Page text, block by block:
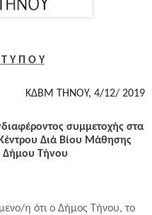
Τ Υ Π Ο Υ
ΚΔΒΜ ΤΗΝΟΥ, 4/12/ 2019
συμμετοχής στα
Διά Βίου Μάθησης
Τήνου
η ότι ο Δήμος Τήνου, το